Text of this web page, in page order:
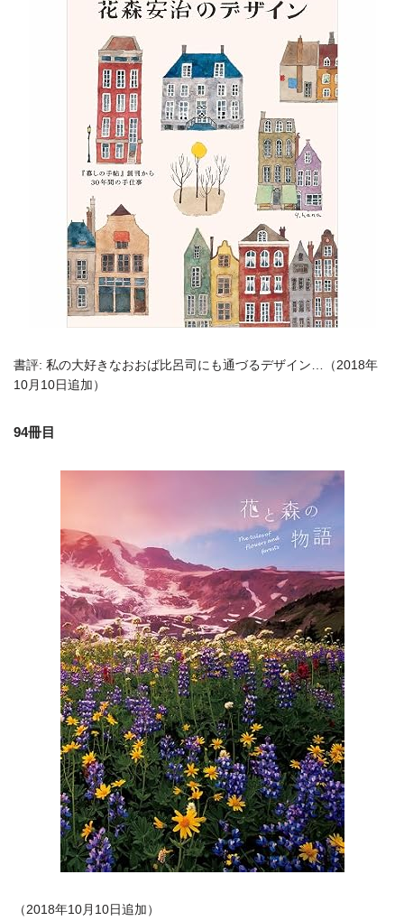
書評: 私の大好きなおおば比呂司にも通づるデザイン…（2018年
10月10日追加）
94冊目
（2018年10月10日追加）